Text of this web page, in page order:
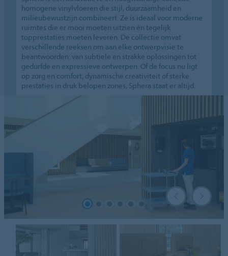
homogene vinylvloeren die stijl, duurzaamheid en
milieubewustzijn combineert. Ze is ideaal voor moderne
ruimtes die er mooi moeten uitzien én tegelijk
topprestaties moeten leveren. De collectie omvat
verschillende reeksen om aan elke ontwerpvisie te
beantwoorden: van subtiele en strakke oplossingen tot
gedurfde en expressieve ontwerpen. Of de focus nu ligt
op zorg en comfort, dynamische creativiteit of sterke
prestaties in druk belopen zones, Sphera staat er altijd.